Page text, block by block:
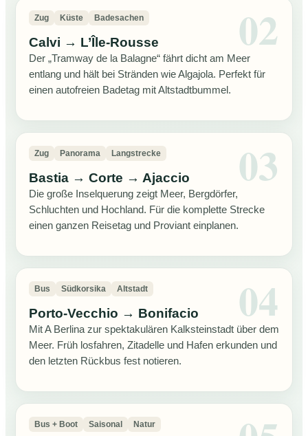
Zug Küste Badesachen
Calvi → L’Île-Rousse
Der „Tramway de la Balagne“ fährt dicht am Meer
entlang und hält bei Stränden wie Algajola. Perfekt für
einen autofreien Badetag mit Altstadtbummel.
Zug Panorama Langstrecke
Bastia → Corte → Ajaccio
Die große Inselquerung zeigt Meer, Bergdörfer,
Schluchten und Hochland. Für die komplette Strecke
einen ganzen Reisetag und Proviant einplanen.
Bus Südkorsika Altstadt
Porto-Vecchio → Bonifacio
Mit A Berlina zur spektakulären Kalksteinstadt über dem
Meer. Früh losfahren, Zitadelle und Hafen erkunden und
den letzten Rückbus fest notieren.
Bus + Boot Saisonal Natur